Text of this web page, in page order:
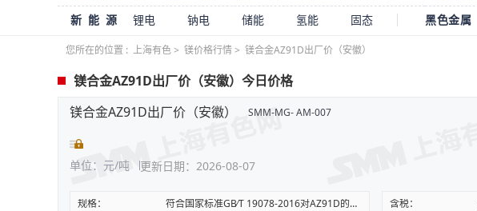
新能源
锂电 钠电 储能 氢能 固态 黑色金属
您所在的位置 : 上海有色> 镁价格行情> 镁合金AZ91D出厂价（安徽）
镁合金AZ91D出厂价（安徽）今日价格
镁合金AZ91D出厂价（安徽）
SMM-MG- AM-007
单位：元/吨 更新日期：2026-08-07
规格：
符合国家标准GB∕T 19078-2016对AZ91D的要求，8.5%≤Al≤9.5%,0.45%≤Zn≤0.9%,0.17%≤Mn≤0.4%,0.0005%≤Be≤0.003%,Si≤0.08%,Fe≤0.004%,Cu≤0.02%,Ni≤0.001%
含税：